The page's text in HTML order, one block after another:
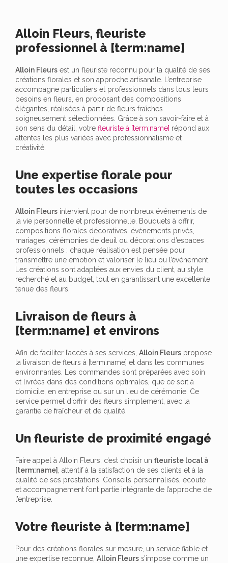
Alloin Fleurs, fleuriste
professionnel à [term:name]
Alloin Fleurs est un fleuriste reconnu pour la qualité de ses
créations florales et son approche artisanale. L’entreprise
accompagne particuliers et professionnels dans tous leurs
besoins en fleurs, en proposant des compositions
élégantes, réalisées à partir de fleurs fraîches
soigneusement sélectionnées. Grâce à son savoir-faire et à
son sens du détail, votre fleuriste à [term:name] répond aux
attentes les plus variées avec professionnalisme et
créativité.
Une expertise florale pour
toutes les occasions
Alloin Fleurs intervient pour de nombreux événements de
la vie personnelle et professionnelle. Bouquets à offrir,
compositions florales décoratives, événements privés,
mariages, cérémonies de deuil ou décorations d’espaces
professionnels : chaque réalisation est pensée pour
transmettre une émotion et valoriser le lieu ou l’événement.
Les créations sont adaptées aux envies du client, au style
recherché et au budget, tout en garantissant une excellente
tenue des fleurs.
Livraison de fleurs à
[term:name] et environs
Afin de faciliter l’accès à ses services, Alloin Fleurs propose
la livraison de fleurs à [term:name] et dans les communes
environnantes. Les commandes sont préparées avec soin
et livrées dans des conditions optimales, que ce soit à
domicile, en entreprise ou sur un lieu de cérémonie. Ce
service permet d’offrir des fleurs simplement, avec la
garantie de fraîcheur et de qualité.
Un fleuriste de proximité engagé
Faire appel à Alloin Fleurs, c’est choisir un fleuriste local à
[term:name]
, attentif à la satisfaction de ses clients et à la
qualité de ses prestations. Conseils personnalisés, écoute
et accompagnement font partie intégrante de l’approche de
l’entreprise.
Votre fleuriste à [term:name]
Pour des créations florales sur mesure, un service fiable et
une expertise reconnue, Alloin Fleurs s’impose comme un